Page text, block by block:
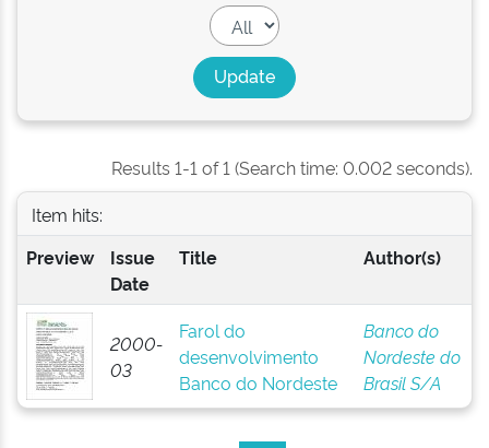
Results 1-1 of 1 (Search time: 0.002 seconds).
Item hits:
Preview
Issue
Date
Title Author(s)
2000-
03
Farol do
desenvolvimento
Banco do Nordeste
Banco do
Nordeste do
Brasil S/A